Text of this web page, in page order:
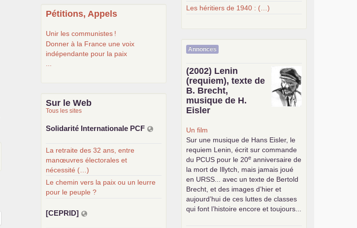
Pétitions, Appels
Unir les communistes !
Donner à la France une voix
indépendante pour la paix
Sur le Web
Tous les sites
Solidarité Internationale PCF
La retraite des 32 ans, entre
manœuvres électorales et
nécessité (…)
Le chemin vers la paix ou un leurre
pour le peuple ?
[CEPRID]
Les héritiers de 1940 : (…)
Annonces
(2002) Lenin
(requiem), texte de
B. Brecht,
musique de H.
Eisler
Un film
Sur une musique de Hans Eisler, le
requiem Lenin, écrit sur commande
du PCUS pour le 20e anniversaire de
la mort de Illytch, mais jamais joué
en URSS ... avec un texte de Bertold
Brecht, et des images d’hier et
aujourd’hui de ces luttes de classes
qui font l’histoire encore et toujours...